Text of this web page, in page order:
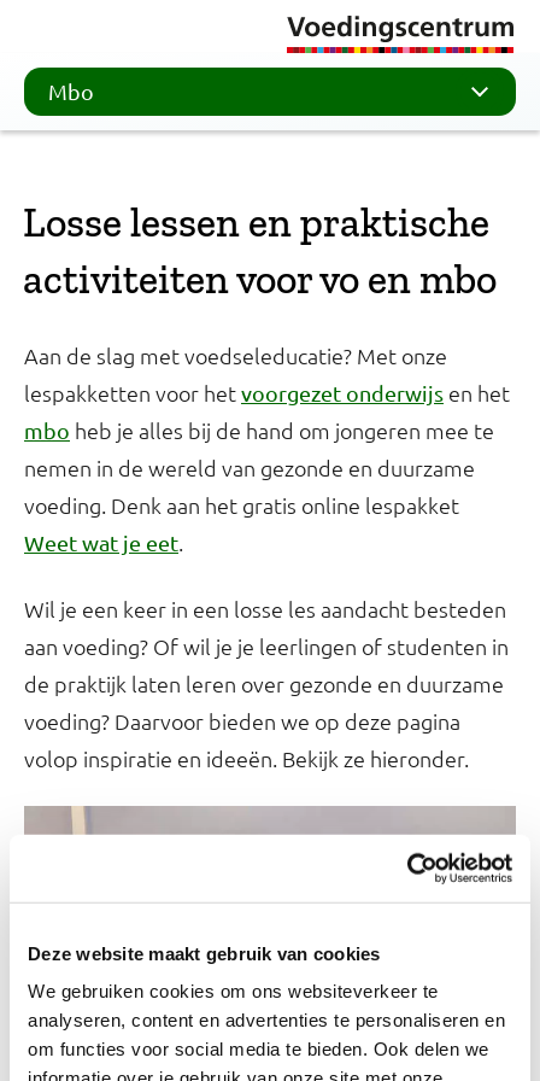
Deze website maakt gebruik van cookies
We gebruiken cookies om ons websiteverkeer te
analyseren, content en advertenties te personaliseren en
om functies voor social media te bieden. Ook delen we
Mbo
Losse lessen en praktische
activiteiten voor vo en mbo
Aan de slag met voedseleducatie? Met onze
lespakketten voor hetvoorgezet onderwijs en het
mbo heb je alles bij de hand om jongeren mee te
nemen in de wereld van gezonde en duurzame
voeding. Denk aan het gratis online lespakket
Weet wat je eet.
Wil je een keer in een losse les aandacht besteden
aan voeding? Of wil je je leerlingen of studenten in
de praktijk laten leren over gezonde en duurzame
voeding? Daarvoor bieden we op deze pagina
volop inspiratie en ideeën. Bekijk ze hieronder.